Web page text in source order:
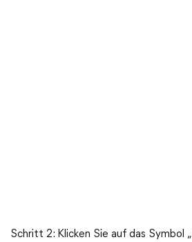
Schritt 2: Klicken Sie auf das Symbol „